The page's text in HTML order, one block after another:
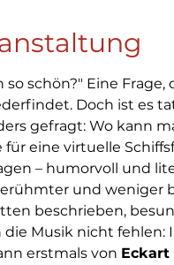
so schön?" Eine
Doch ist es
gefragt: Wo kann
für eine virtuelle
– humorvoll und
und
beschrieben,
Musik nicht
erstmals von Eckart